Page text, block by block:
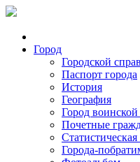
Город
Городской
Паспорт города
История
География
Город
Почетные
Города-